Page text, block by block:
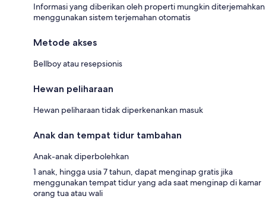
Informasi yang diberikan oleh properti mungkin diterjemahkan
menggunakan sistem terjemahan otomatis
Metode akses
Bellboy atau resepsionis
Hewan peliharaan
Hewan peliharaan tidak diperkenankan masuk
Anak dan tempat tidur tambahan
Anak-anak diperbolehkan
1 anak, hingga usia 7 tahun, dapat menginap gratis jika
menggunakan tempat tidur yang ada saat menginap di kamar
orang tua atau wali